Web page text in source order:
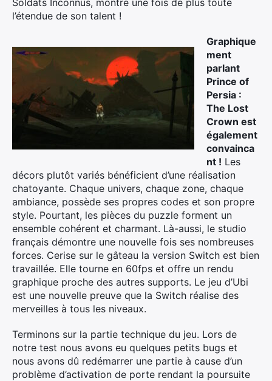
Soldats Inconnus, montre une fois de plus toute
l’étendue de son talent !
Graphique
ment
parlant
Prince of
Persia :
The Lost
Crown est
également
convainca
nt ! Les
décors plutôt variés bénéficient d’une réalisation
chatoyante. Chaque univers, chaque zone, chaque
ambiance, possède ses propres codes et son propre
style. Pourtant, les pièces du puzzle forment un
ensemble cohérent et charmant. Là-aussi, le studio
français démontre une nouvelle fois ses nombreuses
forces. Cerise sur le gâteau la version Switch est bien
travaillée. Elle tourne en 60fps et offre un rendu
graphique proche des autres supports. Le jeu d’Ubi
est une nouvelle preuve que la Switch réalise des
merveilles à tous les niveaux.
Terminons sur la partie technique du jeu. Lors de
notre test nous avons eu quelques petits bugs et
nous avons dû redémarrer une partie à cause d’un
problème d’activation de porte rendant la poursuite